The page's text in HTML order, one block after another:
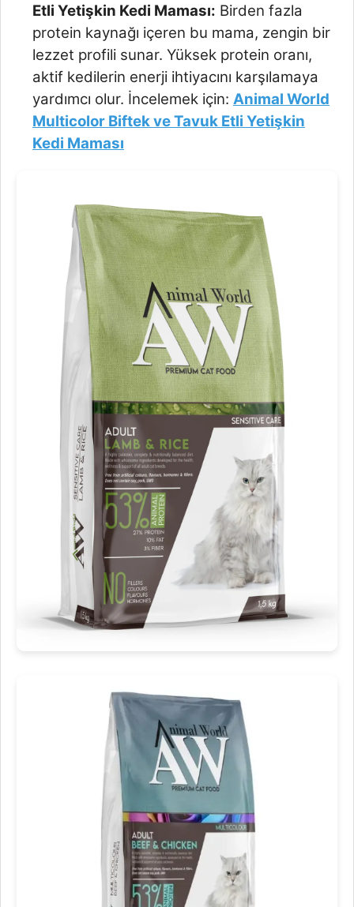
Etli Yetişkin Kedi Maması: Birden fazla
protein kaynağı içeren bu mama, zengin bir
lezzet profili sunar. Yüksek protein oranı,
aktif kedilerin enerji ihtiyacını karşılamaya
yardımcı olur. İncelemek için: Animal World
Multicolor Biftek ve Tavuk Etli Yetişkin
Kedi Maması